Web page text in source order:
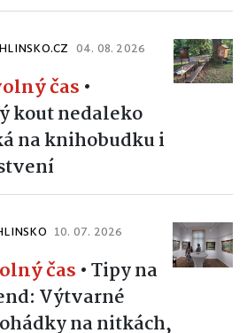
04. 08. 2026
čas •
kout nedaleko
na knihobudku i
10. 07. 2026
čas •Tipy na
Výtvarné
na nitkách,